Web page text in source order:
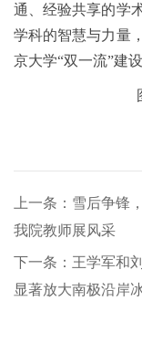
通、经验共享的学
学科的智慧与力量
京大学“双一流”建设
上一条：雪后争锋
我院教师展风采
下一条：王学军和
显著放大南极沿岸